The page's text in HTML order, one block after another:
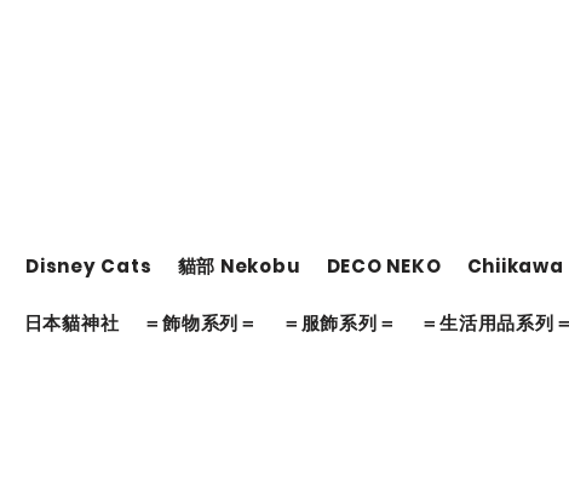
Disney Cats 貓部 Nekobu DECO NEKO Chiikawa
日本貓神社 ＝飾物系列＝ ＝服飾系列＝ ＝生活用品系列